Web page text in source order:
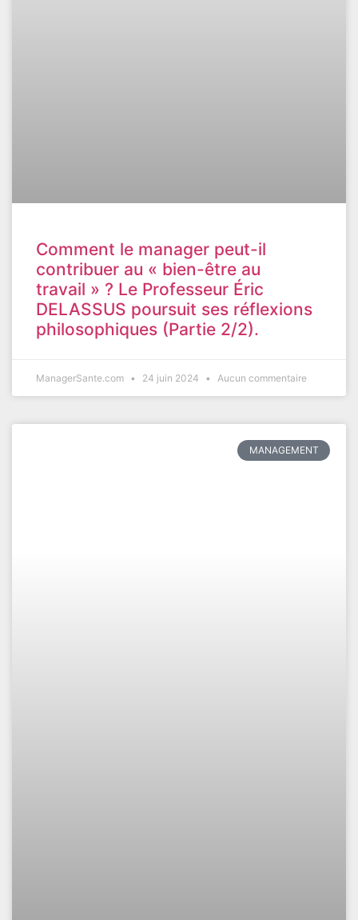
Comment le manager peut-il
contribuer au « bien-être au
travail » ? Le Professeur Éric
DELASSUS poursuit ses réflexions
philosophiques (Partie 2/2).
ManagerSante.com 24 juin 2024 Aucun commentaire
MANAGEMENT